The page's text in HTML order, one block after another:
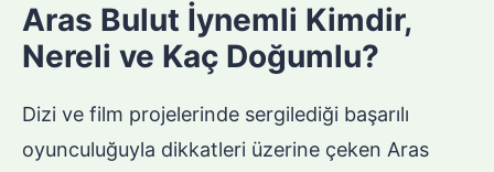
Aras Bulut İynemli Kimdir,
Nereli ve Kaç Doğumlu?
Dizi ve film projelerinde sergilediği başarılı
oyunculuğuyla dikkatleri üzerine çeken Aras